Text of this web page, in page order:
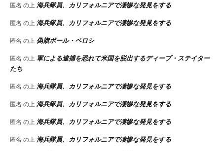
匿名 の上 海兵隊員、カリフォルニアで凄惨な発見をする
匿名 の上 海兵隊員、カリフォルニアで凄惨な発見をする
匿名 の上 偽旗ポール・ペロシ
匿名 の上 軍による逮捕を恐れて米国を脱出するディープ・ステイター
たち
匿名 の上 海兵隊員、カリフォルニアで凄惨な発見をする
匿名 の上 海兵隊員、カリフォルニアで凄惨な発見をする
匿名 の上 海兵隊員、カリフォルニアで凄惨な発見をする
匿名 の上 海兵隊員、カリフォルニアで凄惨な発見をする